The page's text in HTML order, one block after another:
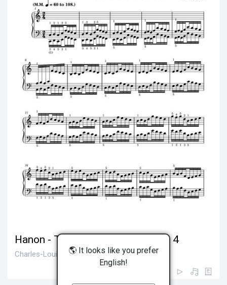
Hanon - The Virtuoso Pianist No. 4
Charles-Louis Hanon • 15,000 views
🌎 It looks like you prefer
English!